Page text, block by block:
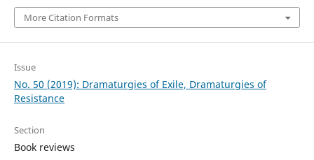
More Citation Formats
Issue
No. 50 (2019): Dramaturgies of Exile, Dramaturgies of
Resistance
Section
Book reviews